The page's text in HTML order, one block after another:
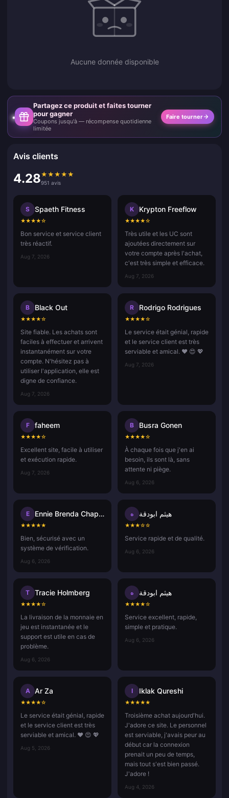
Aucune donnée disponible
Partagez ce produit et faites tourner
pour gagner
Coupons jusqu'à — récompense quotidienne
limitée
Faire tourner
Avis clients
4.28★ ★ ★ ★ ★
951 avis
S Spaeth Fitness
★★★★☆
Bon service et service client
très réactif.
Aug 7, 2026
K Krypton Freeflow
★★★★☆
Très utile et les UC sont
ajoutées directement sur
votre compte après l'achat,
c'est très simple et efficace.
Aug 7, 2026
B Black Out
★★★★☆
Site fiable. Les achats sont
faciles à effectuer et arrivent
instantanément sur votre
compte. N'hésitez pas à
utiliser l'application, elle est
digne de confiance.
Aug 7, 2026
R Rodrigo Rodrigues
★★★★☆
Le service était génial, rapide
et le service client est très
serviable et amical. ❤️ 😍 💖
Aug 7, 2026
F faheem
★★★★☆
Excellent site, facile à utiliser
et exécution rapide.
Aug 7, 2026
B Busra Gonen
★★★★☆
À chaque fois que j'en ai
besoin, ils sont là, sans
attente ni piège.
Aug 6, 2026
E Ennie Brenda Chaponda Ruwiza
★★★★★
Bien, sécurisé avec un
système de vérification.
Aug 6, 2026
ه هيثم ابودقة
★★★☆☆
Service rapide et de qualité.
Aug 6, 2026
T Tracie Holmberg
★★★★☆
La livraison de la monnaie en
jeu est instantanée et le
support est utile en cas de
problème.
Aug 6, 2026
ه هيثم ابودقة
★★★★☆
Service excellent, rapide,
simple et pratique.
Aug 6, 2026
A Ar Za
★★★★☆
Le service était génial, rapide
et le service client est très
serviable et amical. ❤️ 😍 💖
Aug 5, 2026
I Iklak Qureshi
★★★★★
Troisième achat aujourd'hui.
J'adore ce site. Le personnel
est serviable, j'avais peur au
début car la connexion
prenait un peu de temps,
mais tout s'est bien passé.
J'adore !
Aug 4, 2026